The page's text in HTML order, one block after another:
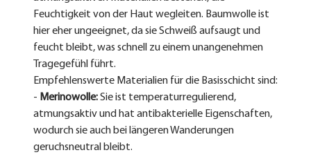
Feuchtigkeit von der Haut wegleiten. Baumwolle ist
hier eher ungeeignet, da sie Schweiß aufsaugt und
feucht bleibt, was schnell zu einem unangenehmen
Tragegefühl führt.
Empfehlenswerte Materialien für die Basisschicht sind:
- Merinowolle: Sie ist temperaturregulierend,
atmungsaktiv und hat antibakterielle Eigenschaften,
wodurch sie auch bei längeren Wanderungen
geruchsneutral bleibt.